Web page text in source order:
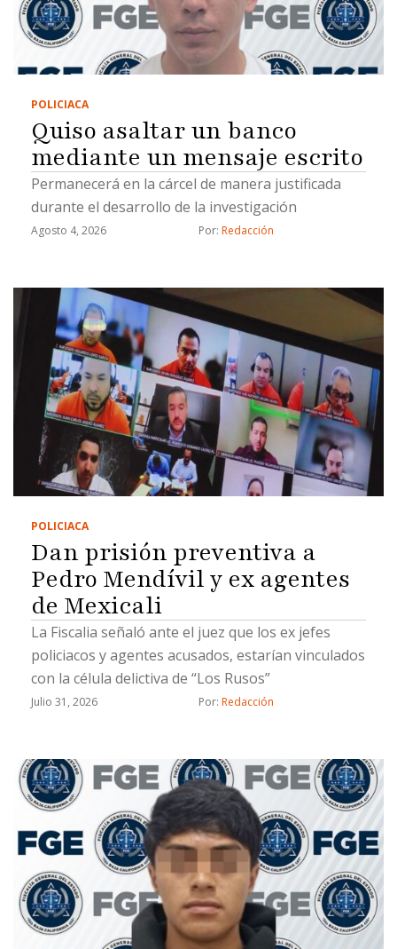
POLICIACA
Quiso asaltar un banco
mediante un mensaje escrito
Permanecerá en la cárcel de manera justificada
durante el desarrollo de la investigación
Agosto 4, 2026 Por: Redacción
POLICIACA
Dan prisión preventiva a
Pedro Mendívil y ex agentes
de Mexicali
La Fiscalia señaló ante el juez que los ex jefes
policiacos y agentes acusados, estarían vinculados
con la célula delictiva de “Los Rusos”
Julio 31, 2026 Por: Redacción